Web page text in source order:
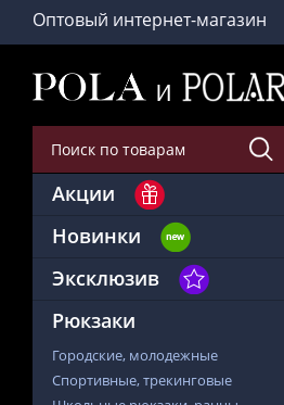
Оптовый интернет-магазин
Акции
Новинки
Эксклюзив
Рюкзаки
Городские, молодежные
Спортивные, трекинговые